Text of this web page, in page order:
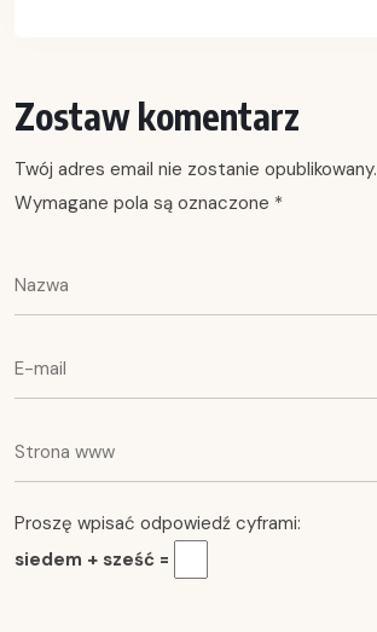
Zostaw komentarz
Twój adres email nie zostanie opublikowany.
Wymagane pola są oznaczone *
Proszę wpisać odpowiedź cyframi:
siedem + sześć =